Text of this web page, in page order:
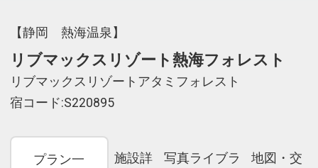
【静岡 熱海温泉】
リブマックスリゾート熱海フォレスト
リブマックスリゾートアタミフォレスト
宿コード:S220895
プラン一
施設詳
写真ライブラ
地図・交